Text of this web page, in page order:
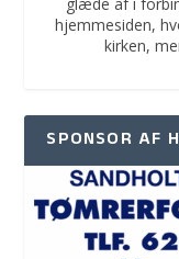
hjemmesiden,
kirken,
SPONSOR AF